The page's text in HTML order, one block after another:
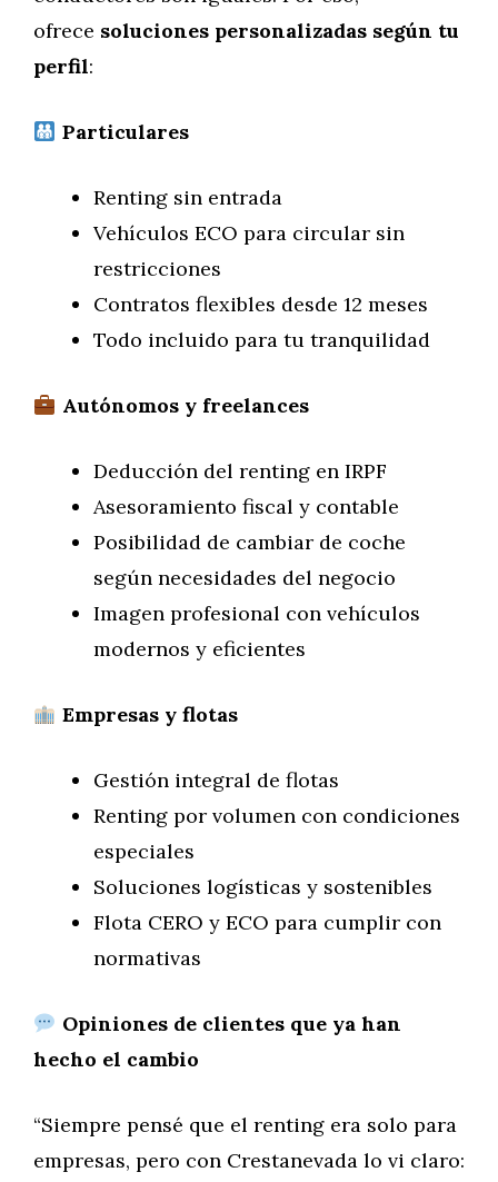
ofrece soluciones personalizadas según tu
perfil:
Particulares
Renting sin entrada
Vehículos ECO para circular sin
restricciones
Contratos flexibles desde 12 meses
Todo incluido para tu tranquilidad
Autónomos y freelances
Deducción del renting en IRPF
Asesoramiento fiscal y contable
Posibilidad de cambiar de coche
según necesidades del negocio
Imagen profesional con vehículos
modernos y eficientes
Empresas y flotas
Gestión integral de flotas
Renting por volumen con condiciones
especiales
Soluciones logísticas y sostenibles
Flota CERO y ECO para cumplir con
normativas
Opiniones de clientes que ya han
hecho el cambio
“Siempre pensé que el renting era solo para
empresas, pero con Crestanevada lo vi claro: